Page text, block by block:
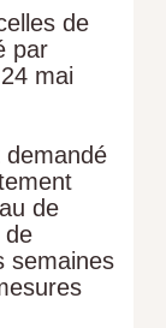
de
par
mai
demandé
de
de
semaines